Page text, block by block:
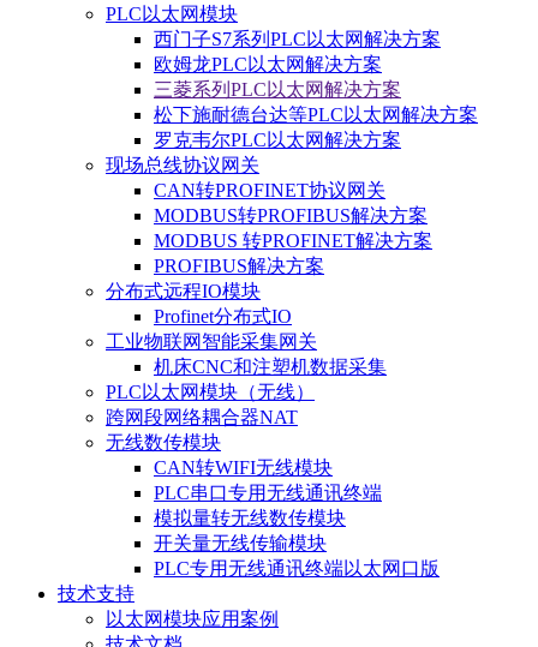
PLC以太网模块
西门子S7系列PLC以太网解决方案
欧姆龙PLC以太网解决方案
三菱系列PLC以太网解决方案
松下施耐德台达等PLC以太网解决方案
罗克韦尔PLC以太网解决方案
现场总线协议网关
CAN转PROFINET协议网关
MODBUS转PROFIBUS解决方案
MODBUS 转PROFINET解决方案
PROFIBUS解决方案
分布式远程IO模块
Profinet分布式IO
工业物联网智能采集网关
机床CNC和注塑机数据采集
PLC以太网模块（无线）
跨网段网络耦合器NAT
无线数传模块
CAN转WIFI无线模块
PLC串口专用无线通讯终端
模拟量转无线数传模块
开关量无线传输模块
PLC专用无线通讯终端以太网口版
技术支持
以太网模块应用案例